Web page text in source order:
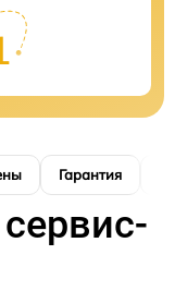
Гарантия